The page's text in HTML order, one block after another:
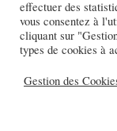
« Loi 1901 » «
effectuer des
vous consentez à
cliquant sur
types de cookies à
Gestion des